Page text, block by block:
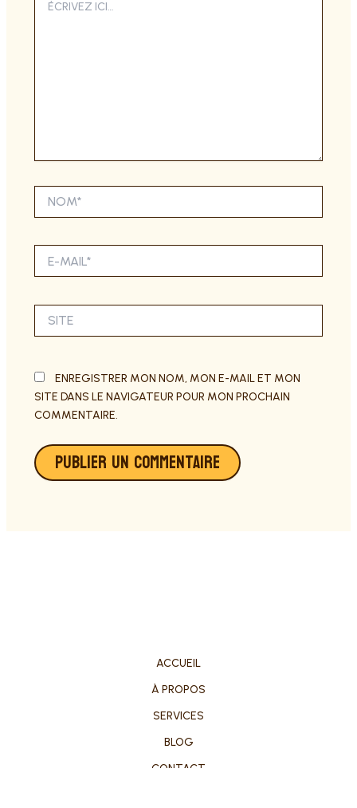
ICI…
MAIL*
ENREGISTRER MON NOM, MON E-MAIL ET MON
SITE DANS LE NAVIGATEUR POUR MON PROCHAIN
COMMENTAIRE.
ACCUEIL
À PROPOS
SERVICES
BLOG
CONTACT